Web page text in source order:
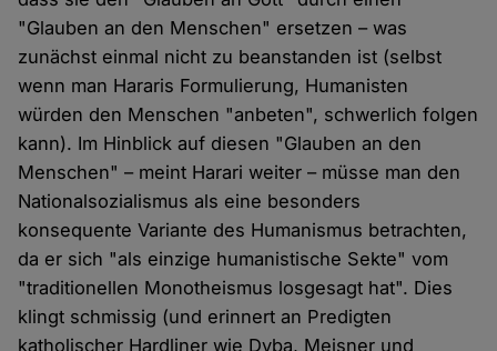
"Glauben an den Menschen" ersetzen – was
zunächst einmal nicht zu beanstanden ist (selbst
wenn man Hararis Formulierung, Humanisten
würden den Menschen "anbeten", schwerlich folgen
kann). Im Hinblick auf diesen "Glauben an den
Menschen" – meint Harari weiter – müsse man den
Nationalsozialismus als eine besonders
konsequente Variante des Humanismus betrachten,
da er sich "als einzige humanistische Sekte" vom
"traditionellen Monotheismus losgesagt hat". Dies
klingt schmissig (und erinnert an Predigten
katholischer Hardliner wie Dyba, Meisner und